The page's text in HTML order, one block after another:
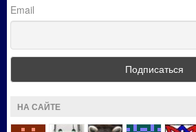
Email
НА САЙТЕ